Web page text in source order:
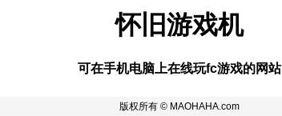
怀旧游戏机
可在手机电脑上在线玩fc游戏的网站